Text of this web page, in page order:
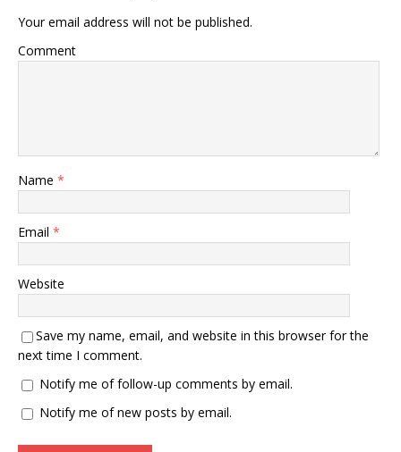
Your email address will not be published.
Comment
Name *
Email *
Website
Save my name, email, and website in this browser for the
next time I comment.
Notify me of follow-up comments by email.
Notify me of new posts by email.